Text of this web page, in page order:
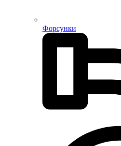
Форсунки